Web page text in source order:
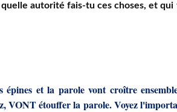
autorité fais-tu ces choses, et
épines et la parole vont croître
VONT étouffer la parole. Voyez